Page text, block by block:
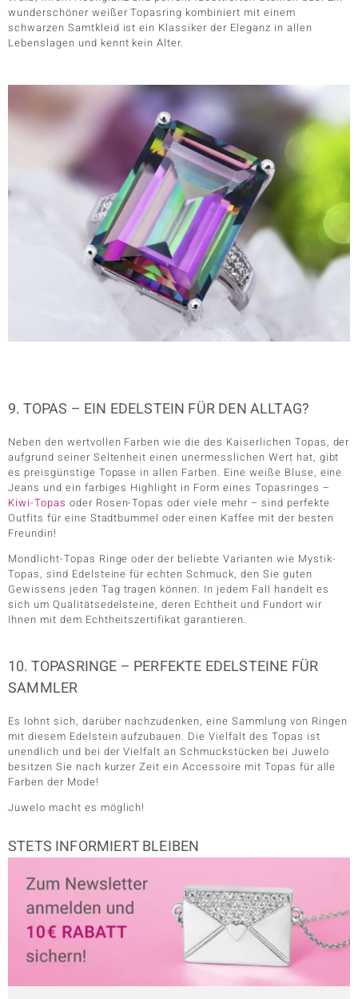
wunderschöner weißer Topasring kombiniert mit einem
schwarzen Samtkleid ist ein Klassiker der Eleganz in allen
Lebenslagen und kennt kein Alter.
9. TOPAS – EIN EDELSTEIN FÜR DEN ALLTAG?
Neben den wertvollen Farben wie die des Kaiserlichen Topas, der
aufgrund seiner Seltenheit einen unermesslichen Wert hat, gibt
es preisgünstige Topase in allen Farben. Eine weiße Bluse, eine
Jeans und ein farbiges Highlight in Form eines Topasringes –
Kiwi-Topas oder Rosen-Topas oder viele mehr – sind perfekte
Outfits für eine Stadtbummel oder einen Kaffee mit der besten
Freundin!
Mondlicht-Topas Ringe oder der beliebte Varianten wie Mystik-
Topas, sind Edelsteine für echten Schmuck, den Sie guten
Gewissens jeden Tag tragen können. In jedem Fall handelt es
sich um Qualitätsedelsteine, deren Echtheit und Fundort wir
Ihnen mit dem Echtheitszertifikat garantieren.
10. TOPASRINGE – PERFEKTE EDELSTEINE FÜR
SAMMLER
Es lohnt sich, darüber nachzudenken, eine Sammlung von Ringen
mit diesem Edelstein aufzubauen. Die Vielfalt des Topas ist
unendlich und bei der Vielfalt an Schmuckstücken bei Juwelo
besitzen Sie nach kurzer Zeit ein Accessoire mit Topas für alle
Farben der Mode!
Juwelo macht es möglich!
STETS INFORMIERT BLEIBEN